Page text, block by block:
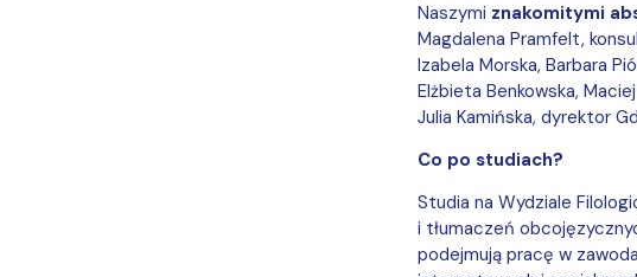
Naszymi znakomitymi
Magdalena Pramfelt,
Izabela Morska, Barbara
Elżbieta Benkowska,
Julia Kamińska, dyrektor
Co po studiach?
Studia na Wydziale
i tłumaczeń
podejmują pracę w